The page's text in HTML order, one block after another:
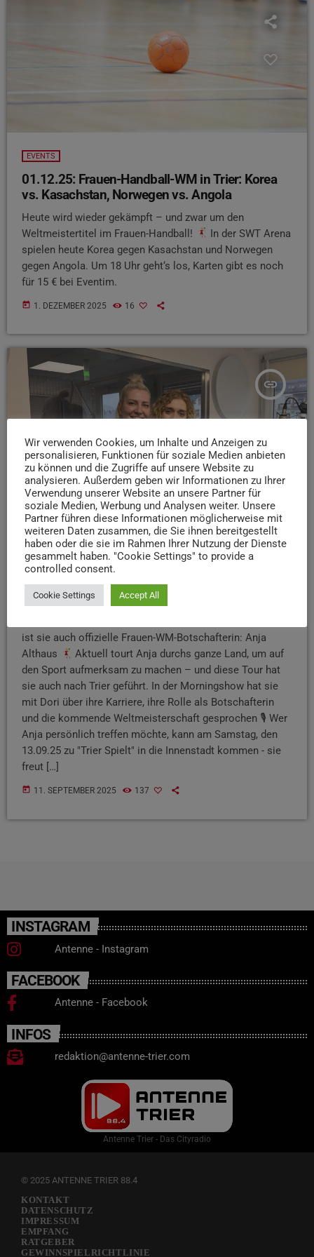
EVENTS
01.12.25: Frauen-Handball-WM in Trier: Korea
vs. Kasachstan, Norwegen vs. Angola
Heute wird wieder gekämpft – und zwar um den
Weltmeistertitel im Frauen-Handball!
In der SWT Arena
spielen heute Korea gegen Kasachstan und Norwegen
gegen Angola. Um 18 Uhr geht‘s los, Karten gibt es noch
für 15 € bei Eventim.
today 1. DEZEMBER 2025 16
insert_link
BEITRÄGE
Im Interview mit Handball-WM-Botschafterin
Anja Althaus
ist sie auch offizielle Frauen-WM-Botschafterin: Anja
Althaus
Aktuell tourt Anja durchs ganze Land, um auf
den Sport aufmerksam zu machen – und diese Tour hat
sie auch nach Trier geführt. In der Morningshow hat sie
mit Dori über ihre Karriere, ihre Rolle als Botschafterin
und die kommende Weltmeisterschaft gesprochen 🎙 Wer
Anja persönlich treffen möchte, kann am Samstag, den
13.09.25 zu "Trier Spielt" in die Innenstadt kommen - sie
freut […]
today 11. SEPTEMBER 2025 137
INSTAGRAM
Antenne - Instagram
FACEBOOK
Antenne - Facebook
INFOS
redaktion@antenne-trier.com
Antenne Trier - Das Cityradio
© 2025 ANTENNE TRIER 88.4
KONTAKT
DATENSCHUTZ
IMPRESSUM
EMPFANG
RATGEBER
GEWINNSPIELRICHTLINIE
Wir verwenden Cookies, um Inhalte und Anzeigen zu
personalisieren, Funktionen für soziale Medien anbieten
zu können und die Zugriffe auf unsere Website zu
analysieren. Außerdem geben wir Informationen zu Ihrer
Verwendung unserer Website an unsere Partner für
soziale Medien, Werbung und Analysen weiter. Unsere
Partner führen diese Informationen möglicherweise mit
weiteren Daten zusammen, die Sie ihnen bereitgestellt
haben oder die sie im Rahmen Ihrer Nutzung der Dienste
gesammelt haben. "Cookie Settings" to provide a
controlled consent.
Cookie Settings Accept All